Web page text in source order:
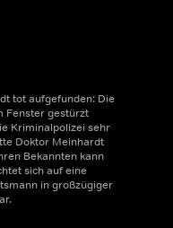
tot aufgefunden: Die
Fenster gestürzt
Kriminalpolizei sehr
Doktor Meinhardt
Bekannten kann
sich auf eine
in großzügiger